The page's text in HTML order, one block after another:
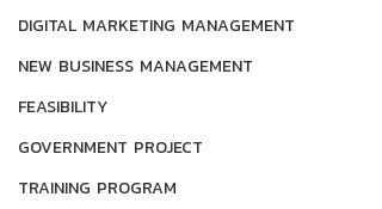
DIGITAL MARKETING MANAGEMENT
NEW BUSINESS MANAGEMENT
FEASIBILITY
GOVERNMENT PROJECT
TRAINING PROGRAM